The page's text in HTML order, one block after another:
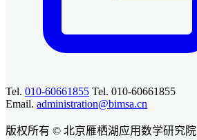
Tel. 010-60661855 Tel. 010-60661855
Email. administration@bimsa.cn
版权所有 © 北京雁栖湖应用数学研究院